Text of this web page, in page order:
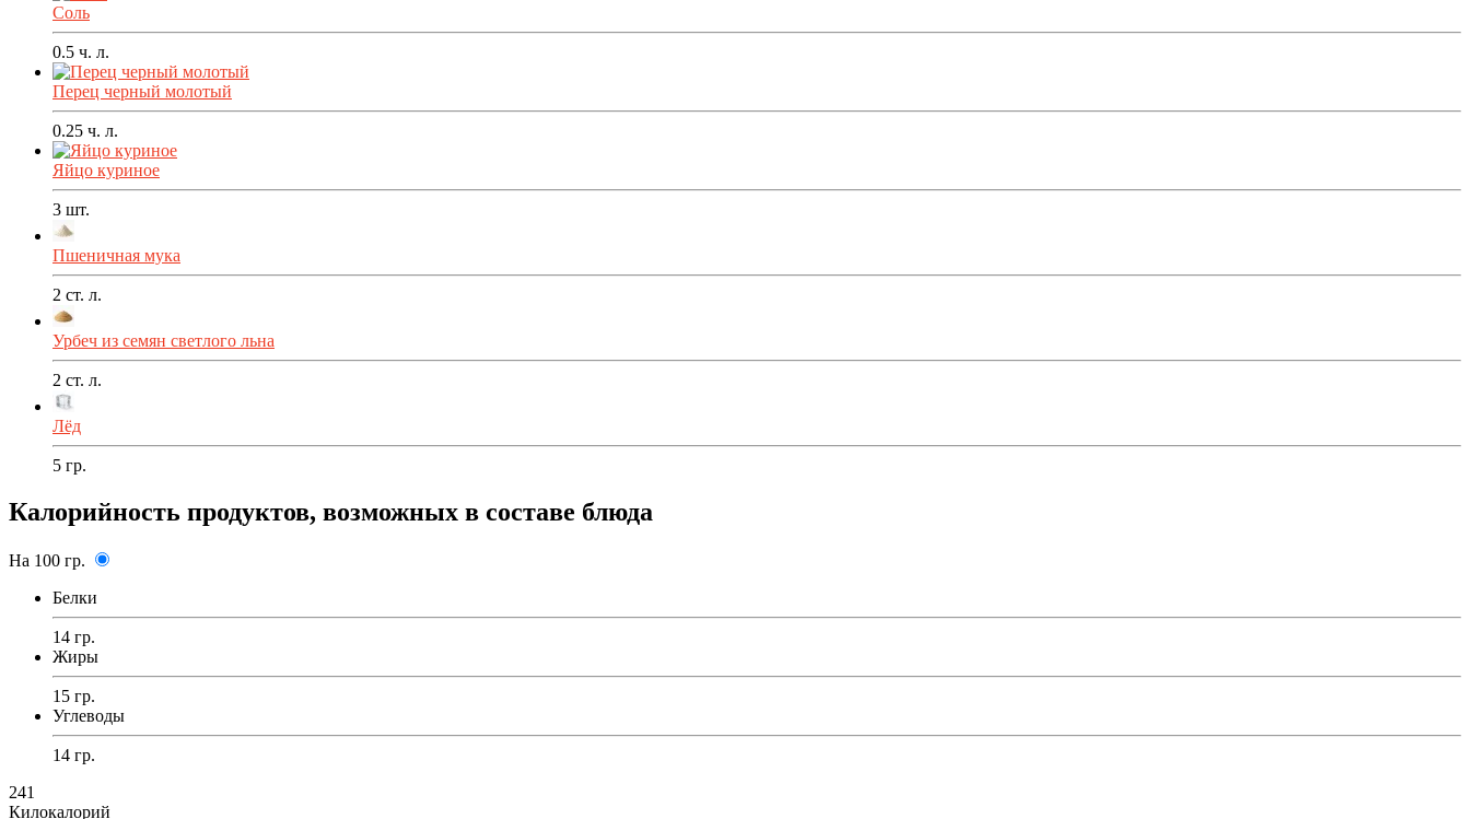
Соль
0.5 ч. л.
Перец черный молотый
0.25 ч. л.
Яйцо куриное
3 шт.
Пшеничная мука
2 ст. л.
Урбеч из семян светлого льна
2 ст. л.
Лёд
5 гр.
Калорийность продуктов, возможных в составе блюда
На 100 гр.
Белки
14 гр.
Жиры
15 гр.
Углеводы
14 гр.
241
Килокалорий